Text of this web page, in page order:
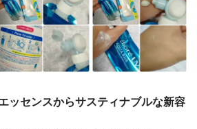
ッセンスからサスティナブルな新容